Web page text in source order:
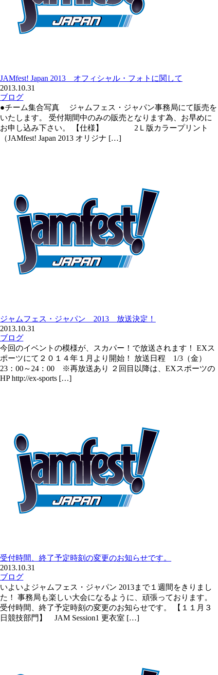
JAMfest! Japan 2013 オフィシャル・フォトに関して
2013.10.31
ブログ
●チーム集合写真 ジャムフェス・ジャパン事務局にて販売を
いたします。 受付期間中のみの販売となります為、お早めに
お申し込み下さい。 【仕様】 2Ｌ版カラープリント
（JAMfest! Japan 2013 オリジナ […]
ジャムフェス・ジャパン 2013 放送決定！
2013.10.31
ブログ
今回のイベントの模様が、スカパー！で放送されます！ EXス
ポーツにて２０１４年１月より開始！ 放送日程 1/3（金）
23：00～24：00 ※再放送あり ２回目以降は、EXスポーツの
HP http://ex-sports […]
受付時間、終了予定時刻の変更のお知らせです。
2013.10.31
ブログ
いよいよジャムフェス・ジャパン 2013まで１週間をきりまし
た！ 事務局も楽しい大会になるように、頑張っております。
受付時間、終了予定時刻の変更のお知らせです。 【１１月３
日競技部門】 JAM Session1 更衣室 […]